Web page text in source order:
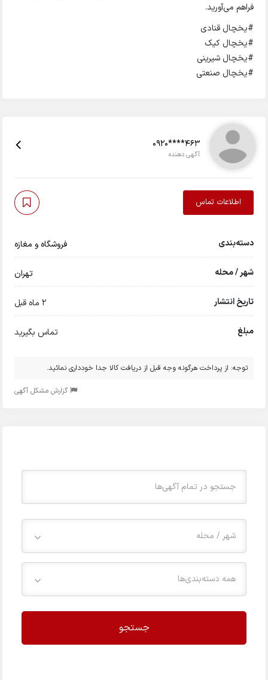
فراهم می‌آورید.
#یخچال قنادی
#یخچال کیک
#یخچال شیرینی
#یخچال صنعتی
0920****463
آگهی دهنده
اطلاعات تماس
دسته‌بندی فروشگاه و مغازه
شهر / محله تهران
تاریخ انتشار 2 ماه قبل
مبلغ تماس بگیرید
توجه: از پرداخت هرگونه وجه قبل از دریافت کالا جدا خودداری نمائید.
گزارش مشکل آگهی
شهر / محله
همه دسته‌بندی‌ها
جستجو